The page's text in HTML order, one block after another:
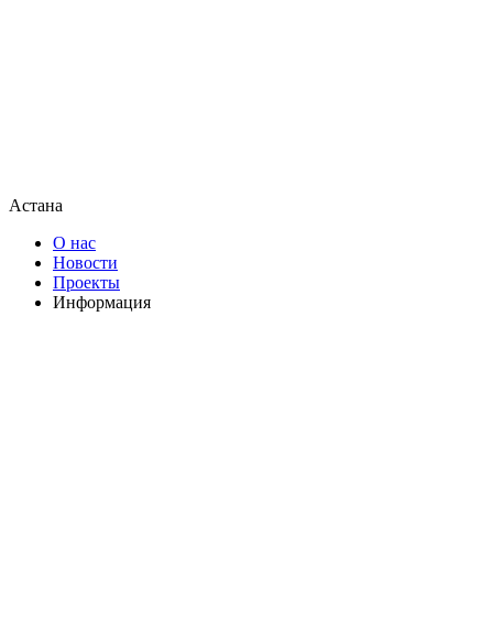
Астана
О нас
Новости
Проекты
Информация